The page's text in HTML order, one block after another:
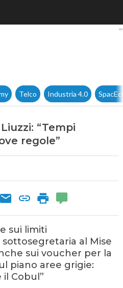
power 5G, Liuzzi:
Telco Industria 4.0
“Tempi
regole”
sui limiti
al Mise
sui voucher per la
piano aree grigie:
Cobul”